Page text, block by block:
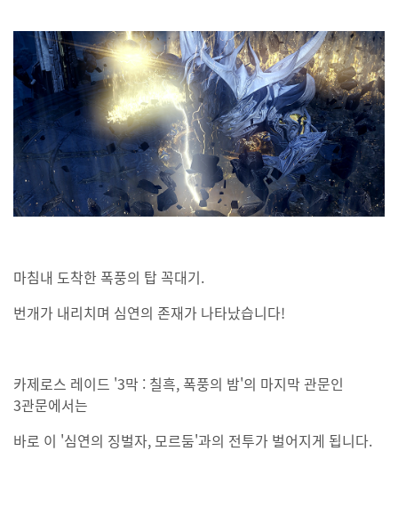
마침내 도착한 폭풍의 탑 꼭대기.
번개가 내리치며 심연의 존재가 나타났습니다!
카제로스 레이드 '3막 : 칠흑, 폭풍의 밤'의 마지막 관문인
3관문에서는
바로 이 '심연의 징벌자, 모르둠'과의 전투가 벌어지게 됩니다.